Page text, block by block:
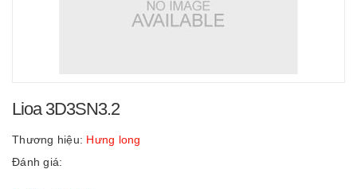
Lioa 3D3SN3.2
Thương hiệu: Hưng long
Đánh giá: